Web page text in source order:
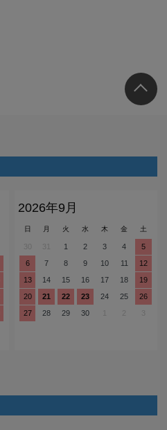
2026年9月
日 月 火 水 木 金 土
30 31 1 2 3 4
5
6
7 8 9 10 11
12
13
14 15 16 17 18
19
20
21 22 23 24 25
26
27
28 29 30 3